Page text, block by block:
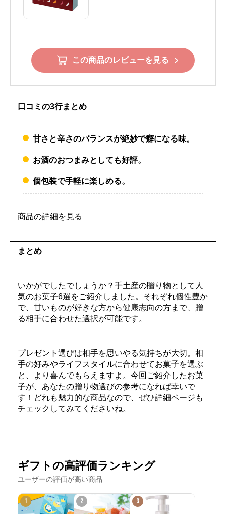
この商品のレビューを見る
口コミの3行まとめ
甘さと辛さのバランスが絶妙で癖になる味。
お酒のおつまみとしても好評。
個包装で手軽に楽しめる。
商品の詳細を見る
まとめ
いかがでしたでしょうか？手土産の贈り物として人
気のお菓子6選をご紹介しました。それぞれ個性豊か
で、甘いものが好きな方から健康志向の方まで、贈
る相手に合わせた選択が可能です。
プレゼント選びは相手を思いやる気持ちが大切。相
手の好みやライフスタイルに合わせてお菓子を選ぶ
と、より喜んでもらえますよ。今回ご紹介したお菓
子が、あなたの贈り物選びの参考になれば幸いで
す！どれも魅力的な商品なので、ぜひ詳細ページも
チェックしてみてくださいね。
ギフトの高評価ランキング
ユーザーの評価が高い商品
1 2 3